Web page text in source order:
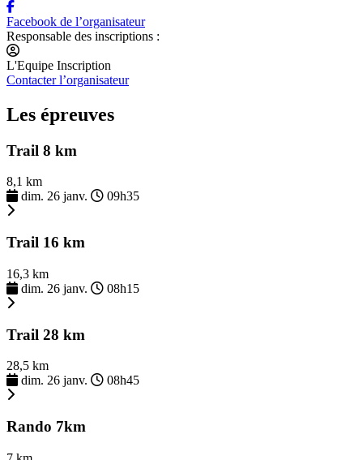
Facebook de l’organisateur
Responsable des inscriptions :
L'Equipe Inscription
Contacter l’organisateur
Les épreuves
Trail 8 km
8,1 km
dim. 26 janv.
09h35
Trail 16 km
16,3 km
dim. 26 janv.
08h15
Trail 28 km
28,5 km
dim. 26 janv.
08h45
Rando 7km